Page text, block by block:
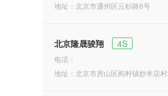
地址：北京市通州区云杉路6号
北京隆晟骏翔 4S
电话：
地址：北京市房山区阎村镇炒米店